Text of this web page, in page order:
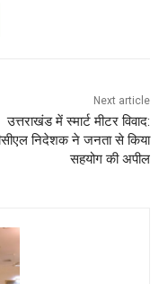
Next article
उत्तराखंड में स्मार्ट मीटर विवाद:
निदेशक ने जनता से किया
सहयोग की अपील